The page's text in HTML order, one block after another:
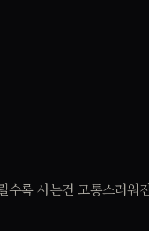
수록 사는건 고통스러워